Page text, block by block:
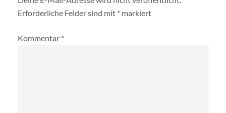
Erforderliche Felder sind mit * markiert
Kommentar *